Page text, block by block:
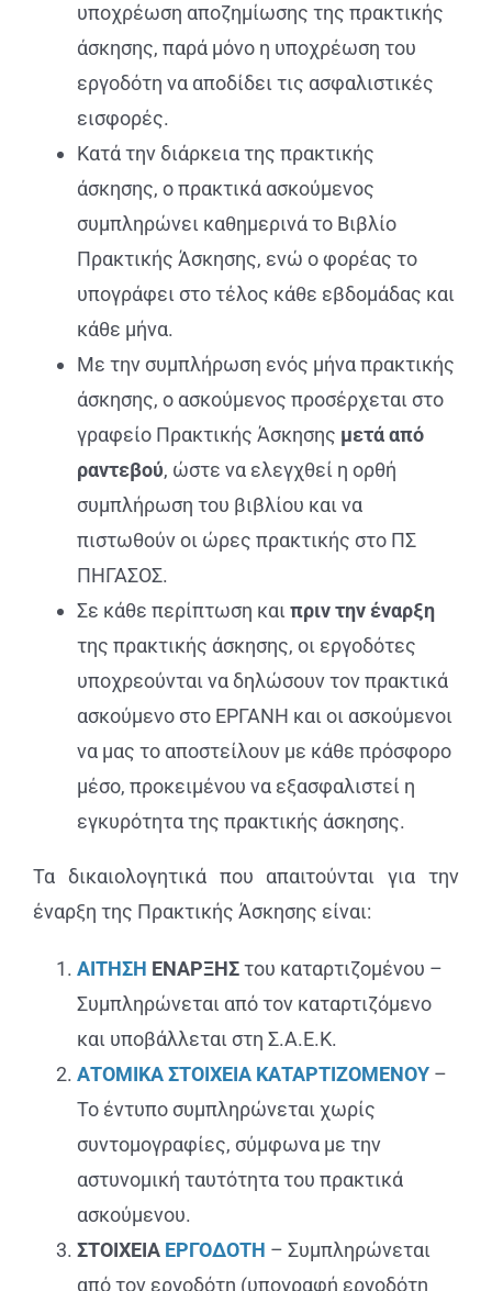
υποχρέωση αποζημίωσης της πρακτικής
άσκησης, παρά μόνο η υποχρέωση του
εργοδότη να αποδίδει τις ασφαλιστικές
εισφορές.
Κατά την διάρκεια της πρακτικής
άσκησης, ο πρακτικά ασκούμενος
συμπληρώνει καθημερινά το Βιβλίο
Πρακτικής Άσκησης, ενώ ο φορέας το
υπογράφει στο τέλος κάθε εβδομάδας και
κάθε μήνα.
Με την συμπλήρωση ενός μήνα πρακτικής
άσκησης, ο ασκούμενος προσέρχεται στο
γραφείο Πρακτικής Άσκησης μετά από
ραντεβού, ώστε να ελεγχθεί η ορθή
συμπλήρωση του βιβλίου και να
πιστωθούν οι ώρες πρακτικής στο ΠΣ
ΠΗΓΑΣΟΣ.
Σε κάθε περίπτωση και πριν την έναρξη
της πρακτικής άσκησης, οι εργοδότες
υποχρεούνται να δηλώσουν τον πρακτικά
ασκούμενο στο ΕΡΓΑΝΗ και οι ασκούμενοι
να μας το αποστείλουν με κάθε πρόσφορο
μέσο, προκειμένου να εξασφαλιστεί η
εγκυρότητα της πρακτικής άσκησης.
Τα δικαιολογητικά που απαιτούνται για την
έναρξη της Πρακτικής Άσκησης είναι:
ΑΙΤΗΣΗ ΕΝΑΡΞΗΣτου καταρτιζομένου –
Συμπληρώνεται από τον καταρτιζόμενο
και υποβάλλεται στη Σ.Α.Ε.Κ.
ΑΤΟΜΙΚΑ ΣΤΟΙΧΕΙΑ ΚΑΤΑΡΤΙΖΟΜΕΝΟΥ –
Το έντυπο συμπληρώνεται χωρίς
συντομογραφίες, σύμφωνα µε την
αστυνομική ταυτότητα του πρακτικά
ασκούμενου.
ΣΤΟΙΧΕΙΑ ΕΡΓΟΔΟΤΗ – Συμπληρώνεται
από τον εργοδότη (υπογραφή εργοδότη